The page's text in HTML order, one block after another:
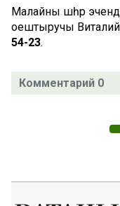
Малайны шәһәр
оештыручы
54-23.
Комментарий 0